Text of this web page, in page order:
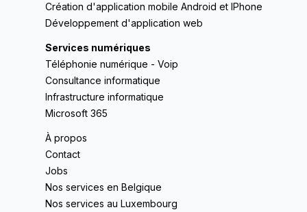
Création d'application mobile Android et IPhone
Développement d'application web
Services numériques
Téléphonie numérique - Voip
Consultance informatique
Infrastructure informatique
Microsoft 365
À propos
Contact
Jobs
Nos services en Belgique
Nos services au Luxembourg